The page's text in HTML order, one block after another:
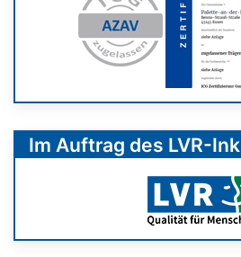
Im Auftrag des LVR-